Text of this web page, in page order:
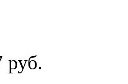
руб.